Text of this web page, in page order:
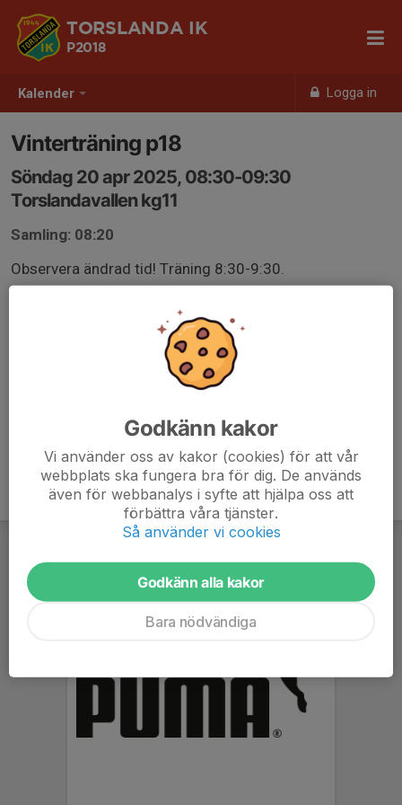
Kalender Logga in
TORSLANDA IK
P2018
Vinterträning p18
Söndag 20 apr 2025, 08:30-09:30
Torslandavallen kg11
Samling: 08:20
Observera ändrad tid! Träning 8:30-9:30.
Godkänn kakor
Vi använder oss av kakor (cookies) för att vår
webbplats ska fungera bra för dig. De används
även för webbanalys i syfte att hjälpa oss att
förbättra våra tjänster.
Så använder vi cookies
Godkänn alla kakor
Bara nödvändiga